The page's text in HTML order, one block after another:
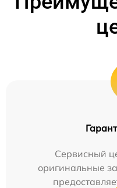
Сервисный
оригинальные